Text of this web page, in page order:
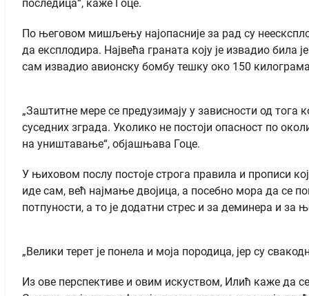
последица“, каже Гоце.
По његовом мишљењу најопасније за рад су
да експлодира. Највећа граната коју је извадио
сам извадио авионску бомбу тешку око 150
„Заштитне мере се предузимају у зависности од
суседних зграда. Уколико не постоји опасност по
на уништавање“, објашњава Гоце.
У њиховом послу постоје строга правила и прописи
иде сам, већ најмање двојица, а посебно мора да се
потпуности, а то је додатни стрес и за деминера и за
„Велики терет је понела и моја породица, јер су
Из ове перспективе и овим искуством, Илић каже да